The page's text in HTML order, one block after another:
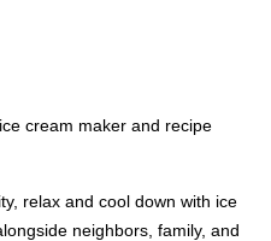
cream maker and recipe
relax and cool down with ice
neighbors, family, and